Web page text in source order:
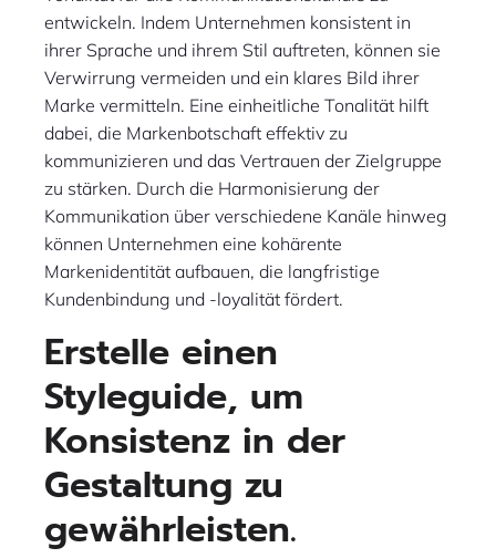
entwickeln. Indem Unternehmen konsistent in
ihrer Sprache und ihrem Stil auftreten, können sie
Verwirrung vermeiden und ein klares Bild ihrer
Marke vermitteln. Eine einheitliche Tonalität hilft
dabei, die Markenbotschaft effektiv zu
kommunizieren und das Vertrauen der Zielgruppe
zu stärken. Durch die Harmonisierung der
Kommunikation über verschiedene Kanäle hinweg
können Unternehmen eine kohärente
Markenidentität aufbauen, die langfristige
Kundenbindung und -loyalität fördert.
Erstelle einen
Styleguide, um
Konsistenz in der
Gestaltung zu
gewährleisten.